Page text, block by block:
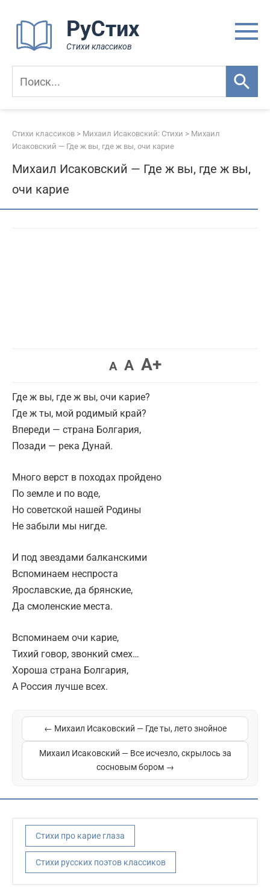
контенту
РуСтих
Стихи классиков
Стихи классиков > Михаил Исаковский: Стихи > Михаил
Исаковский — Где ж вы, где ж вы, очи карие
Михаил Исаковский — Где ж вы, где ж вы,
очи карие
A A A+
Где ж вы, где ж вы, очи карие?
Где ж ты, мой родимый край?
Впереди — страна Болгария,
Позади — река Дунай.
Много верст в походах пройдено
По земле и по воде,
Но советской нашей Родины
Не забыли мы нигде.
И под звездами балканскими
Вспоминаем неспроста
Ярославские, да брянские,
Да смоленские места.
Вспоминаем очи карие,
Тихий говор, звонкий смех…
Хороша страна Болгария,
А Россия лучше всех.
← Михаил Исаковский — Где ты, лето знойное
Михаил Исаковский — Все исчезло, скрылось за
сосновым бором →
Стихи про карие глаза
Стихи русских поэтов классиков